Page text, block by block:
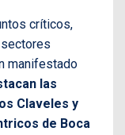
críticos,
manifestado
las
Claveles y
de Boca